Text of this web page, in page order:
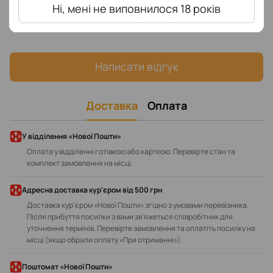
Ні, мені не виповнилося 18 років
Додайте перший відгук
Написати відгук
Доставка Оплата
У відділення «Нової Пошти»
Оплата у відділенні готівкою або карткою. Перевірте стан та
комплект замовлення на місці.
Адресна доставка кур'єром від 500 грн
Доставка кур'єром «Нової Пошти» згідно з умовами перевізника.
Після прибуття посилки з вами зв'яжеться співробітник для
уточнення термінів. Перевірте замовлення та оплатіть посилку на
місці (якщо обрали оплату «При отриманні»).
Поштомат «Нової Пошти»